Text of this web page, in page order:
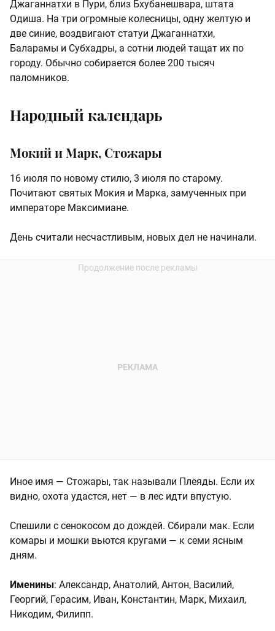
Джаганнатхи в Пури, близ Бхубанешвара, штата
Одиша. На три огромные колесницы, одну желтую и
две синие, воздвигают статуи Джаганнатхи,
Баларамы и Субхадры, а сотни людей тащат их по
городу. Обычно собирается более 200 тысяч
паломников.
Народный календарь
Мокий и Марк, Стожары
16 июля по новому стилю, 3 июля по старому.
Почитают святых Мокия и Марка, замученных при
императоре Максимиане.
День считали несчастливым, новых дел не начинали.
Иное имя — Стожары, так называли Плеяды. Если их
видно, охота удастся, нет — в лес идти впустую.
Спешили с сенокосом до дождей. Сбирали мак. Если
комары и мошки вьются кругами — к семи ясным
дням.
Именины: Александр, Анатолий, Антон, Василий,
Георгий, Герасим, Иван, Константин, Марк, Михаил,
Никодим, Филипп.